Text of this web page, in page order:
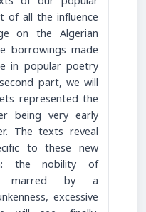
all the influence
on the Algerian
borrowings made
in popular poetry
part, we will
represented the
being very early
The texts reveal
to these new
the nobility of
marred by a
excessive